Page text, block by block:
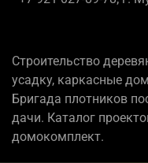
Строительство
усадку, каркасные
Бригада плотников
дачи. Каталог
домокомплект.